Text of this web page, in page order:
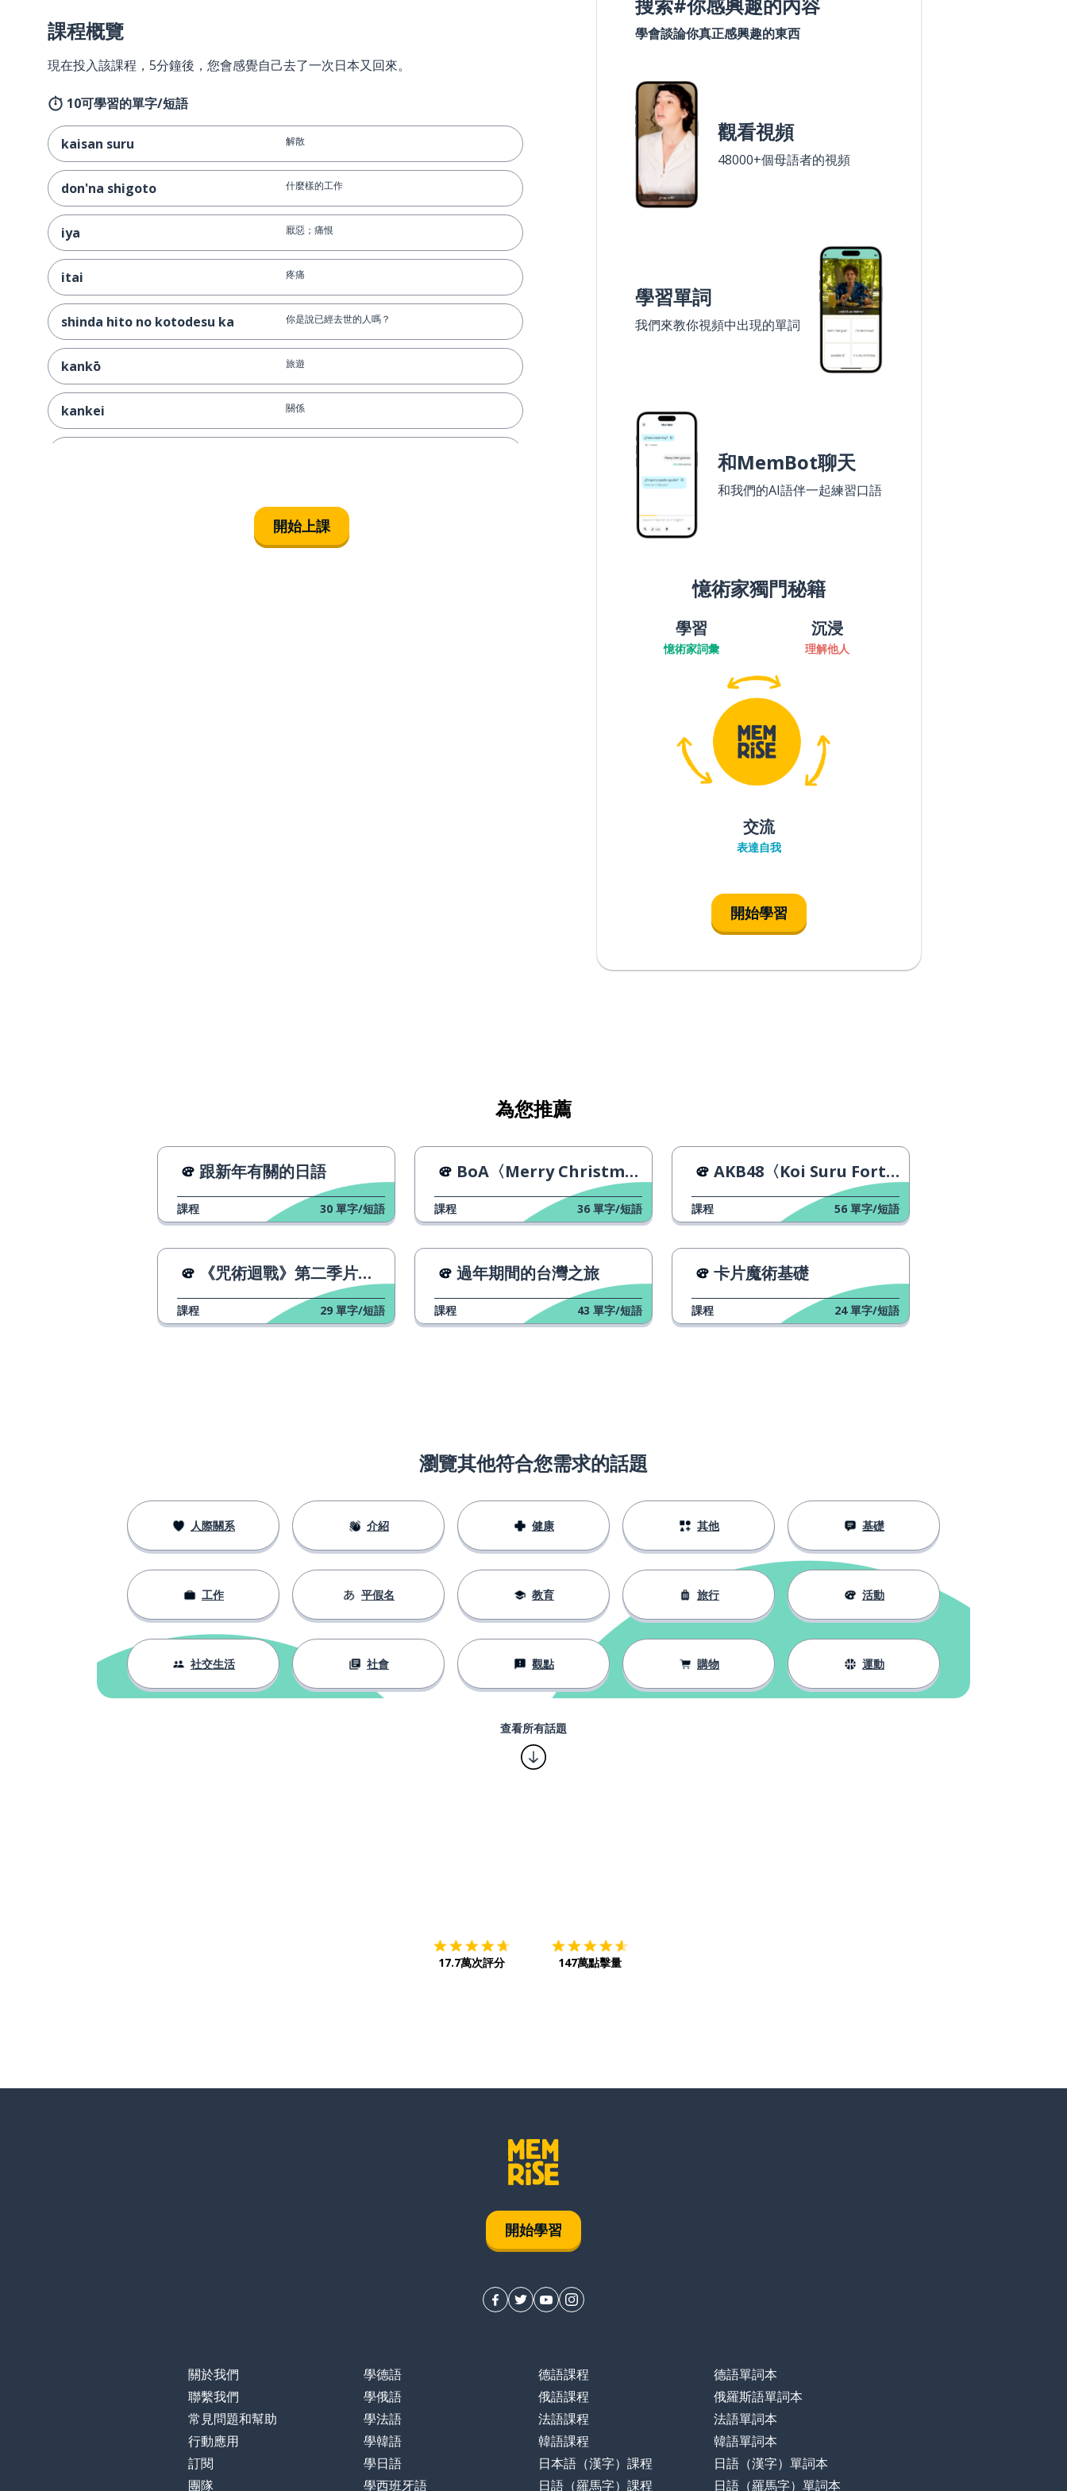
課程概覽
現在投入該課程，5分鐘後，您會感覺自己去了一次日本又回來。
10可學習的單字/短語
kaisan suru 解散
don'na shigoto 什麼樣的工作
iya 厭惡；痛恨
itai 疼痛
shinda hito no kotodesu ka 你是說已經去世的人嗎？
kankō 旅遊
kankei 關係
開始上課
學會談論你真正感興趣的東西
觀看視頻
48000+個母語者的視頻
學習單詞
我們來教你視頻中出現的單詞
和MemBot聊天
和我們的AI語伴一起練習口語
憶術家獨門秘籍
學習
憶術家詞彙
沉浸
理解他人
交流
表達自我
開始學習
為您推薦
跟新年有關的日語
課程 30 單字/短語
BoA〈Merry Christmas〉
課程 36 單字/短語
AKB48〈Koi Suru Fortune Cookie〉
課程 56 單字/短語
《咒術迴戰》第二季片頭曲
課程 29 單字/短語
過年期間的台灣之旅
課程 43 單字/短語
卡片魔術基礎
課程 24 單字/短語
瀏覽其他符合您需求的話題
人際關系 介紹 健康 其他 基礎
工作 平假名 教育 旅行 活動
社交生活 社會 觀點 購物 運動
查看所有話題
17.7萬次評分 147萬點擊量
開始學習
關於我們
聯繫我們
常見問題和幫助
行動應用
訂閱
團隊
學德語
學俄語
學法語
學韓語
學日語
學西班牙語
德語課程
俄語課程
法語課程
韓語課程
日本語（漢字）課程
日語（羅馬字）課程
德語單詞本
俄羅斯語單詞本
法語單詞本
韓語單詞本
日語（漢字）單詞本
日語（羅馬字）單詞本